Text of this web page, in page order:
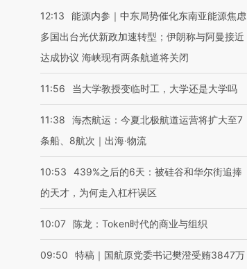
12:13
能源内参｜中东局势催化东南亚能源焦虑
多国出台光伏新政加速转型；伊朗称与阿曼接近
达成协议 海峡现有两条航道将关闭
11:56 当大学教授变临时工，大学还是大学吗
11:38
海杰航运：今夏北极航道运营将扩大至7
条船、8航次｜出海·物流
10:53
439%之后的6天：被硅谷和华尔街追捧
的天才，为何走入杠杆误区
10:07 陈龙：Token时代的商业与组织
09:50
特稿｜国航原党委书记樊澄受贿3847万